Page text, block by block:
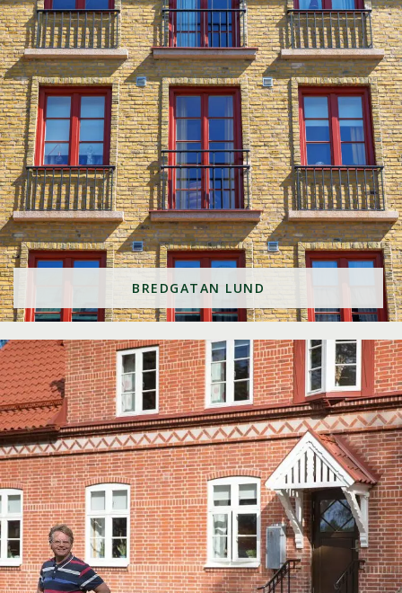
BREDGATAN LUND